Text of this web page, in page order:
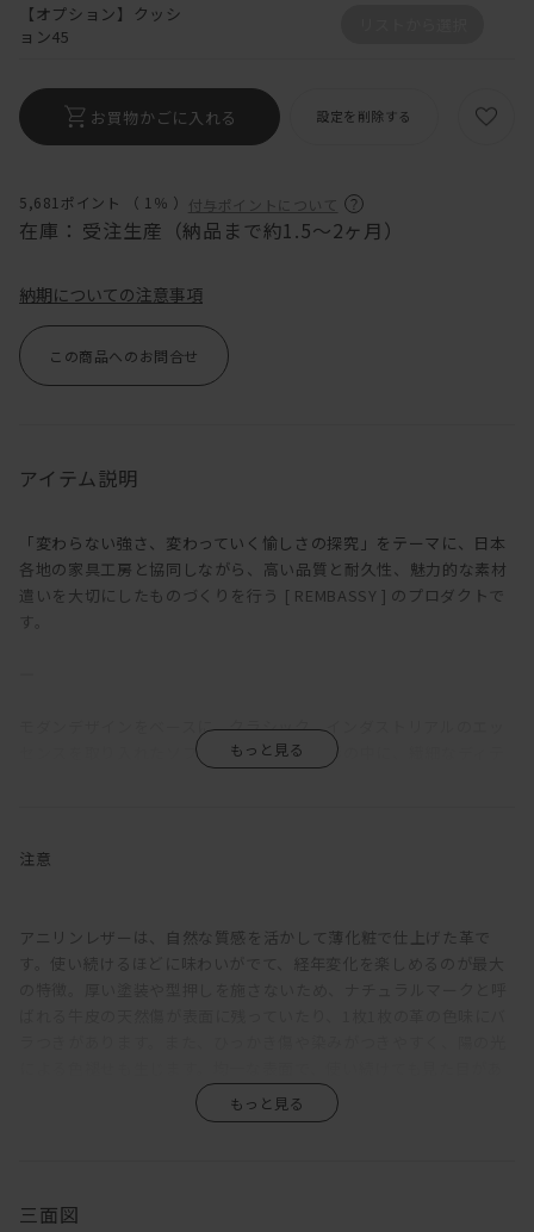
5,681ポイント （ 1％ ） 付与ポイントについて
在庫： 受注生産（納品まで約1.5～2ヶ月）
【オプション】クッシ
ョン45
お買物かごに入れる 設定を削除する
納期についての注意事項
この商品へのお問合せ
アイテム説明
「変わらない強さ、変わっていく愉しさの探究」をテーマに、日本
各地の家具工房と協同しながら、高い品質と耐久性、魅力的な素材
遣いを大切にしたものづくりを行う [ REMBASSY ] のプロダクトで
す。
モダンデザインをベースに、クラシック、インダストリアルのエッ
センスを取り入れたソファ。シンプルな造形の中に、繊細なディテ
計。各部にシャープさをもたせることで、ほどよく上品な佇まいを
力ある座り心地に。背クッションは、たっぷりのフェザーでウレタ
め座面幅が広く、3Pなら男性でもねころがることが可能。その時
は、背クッションを枕代わりにするといい。また、搬入を考慮して
ている。これによりソファにかかる負荷が分散でき、薄い座フレー
注意
アニリンレザーは、自然な質感を活かして薄化粧で仕上げた革で
まり変わらず、汚れもつきにくい、というような一般的な革とは全
く違うため、革の素朴な風合い、深みあるエイジングを求める方に
三面図